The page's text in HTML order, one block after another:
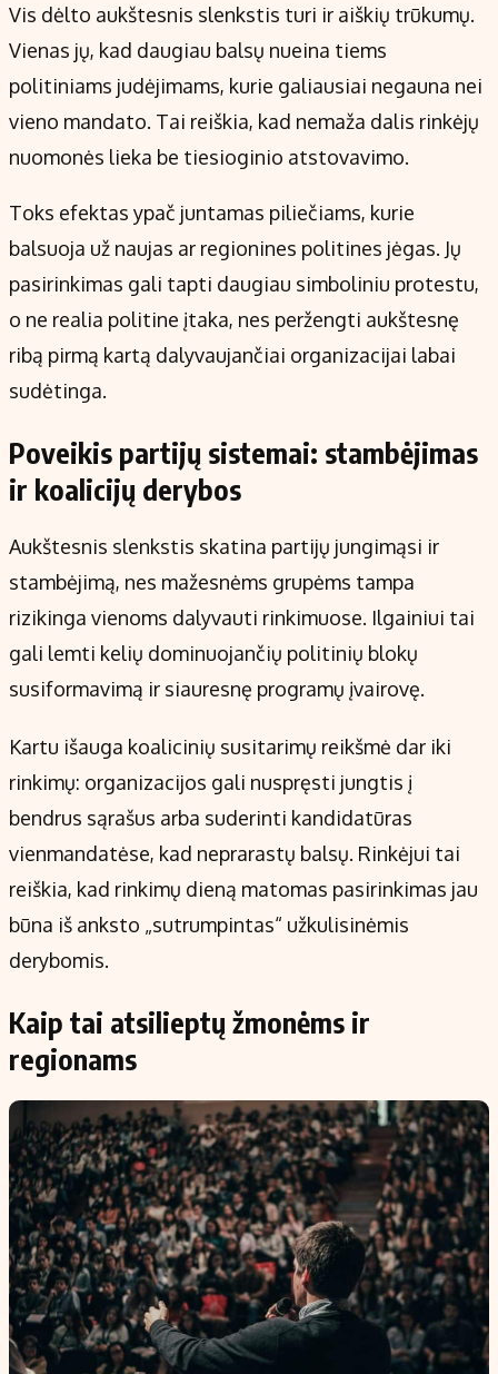
Vis dėlto aukštesnis slenkstis turi ir aiškių trūkumų.
Vienas jų, kad daugiau balsų nueina tiems
politiniams judėjimams, kurie galiausiai negauna nei
vieno mandato. Tai reiškia, kad nemaža dalis rinkėjų
nuomonės lieka be tiesioginio atstovavimo.
Toks efektas ypač juntamas piliečiams, kurie
balsuoja už naujas ar regionines politines jėgas. Jų
pasirinkimas gali tapti daugiau simboliniu protestu,
o ne realia politine įtaka, nes peržengti aukštesnę
ribą pirmą kartą dalyvaujančiai organizacijai labai
sudėtinga.
Poveikis partijų sistemai: stambėjimas
ir koalicijų derybos
Aukštesnis slenkstis skatina partijų jungimąsi ir
stambėjimą, nes mažesnėms grupėms tampa
rizikinga vienoms dalyvauti rinkimuose. Ilgainiui tai
gali lemti kelių dominuojančių politinių blokų
susiformavimą ir siauresnę programų įvairovę.
Kartu išauga koalicinių susitarimų reikšmė dar iki
rinkimų: organizacijos gali nuspręsti jungtis į
bendrus sąrašus arba suderinti kandidatūras
vienmandatėse, kad neprarastų balsų. Rinkėjui tai
reiškia, kad rinkimų dieną matomas pasirinkimas jau
būna iš anksto „sutrumpintas“ užkulisinėmis
derybomis.
Kaip tai atsilieptų žmonėms ir
regionams